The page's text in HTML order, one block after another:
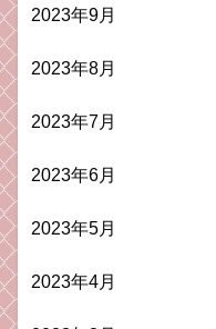
2023年9月
2023年8月
2023年7月
2023年6月
2023年5月
2023年4月